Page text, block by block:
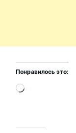
Понравилось это:
Загрузка…